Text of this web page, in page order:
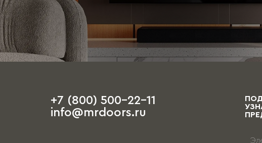
+7 (800) 500-22-11
info@mrdoors.ru